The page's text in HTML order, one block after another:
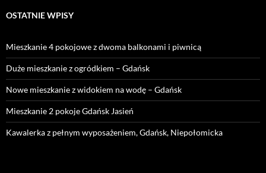
OSTATNIE WPISY
Mieszkanie 4 pokojowe z dwoma balkonami i piwnicą
Duże mieszkanie z ogródkiem – Gdańsk
Nowe mieszkanie z widokiem na wodę – Gdańsk
Mieszkanie 2 pokoje Gdańsk Jasień
Kawalerka z pełnym wyposażeniem, Gdańsk, Niepołomicka